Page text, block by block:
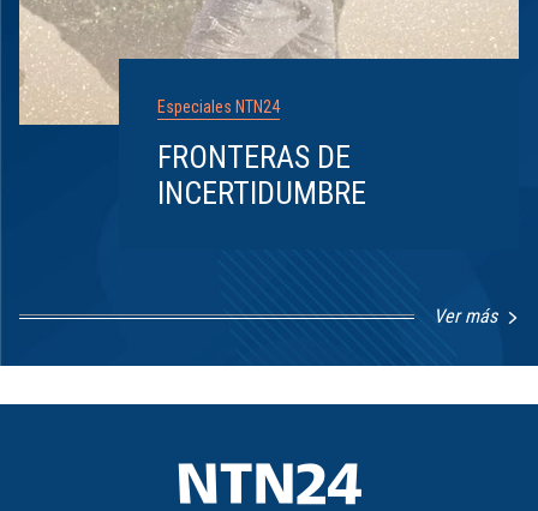
Especiales NTN24
FRONTERAS DE
INCERTIDUMBRE
Ver más
1
8